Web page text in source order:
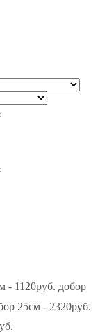
- 1120руб. добор
25см - 2320руб.